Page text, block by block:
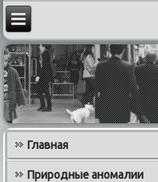
Главная
Природные аномалии